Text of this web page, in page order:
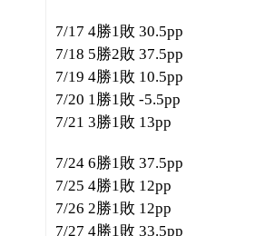
7/17 4勝1敗 30.5pp
7/18 5勝2敗 37.5pp
7/19 4勝1敗 10.5pp
7/20 1勝1敗 -5.5pp
7/21 3勝1敗 13pp
7/24 6勝1敗 37.5pp
7/25 4勝1敗 12pp
7/26 2勝1敗 12pp
7/27 4勝1敗 33.5pp